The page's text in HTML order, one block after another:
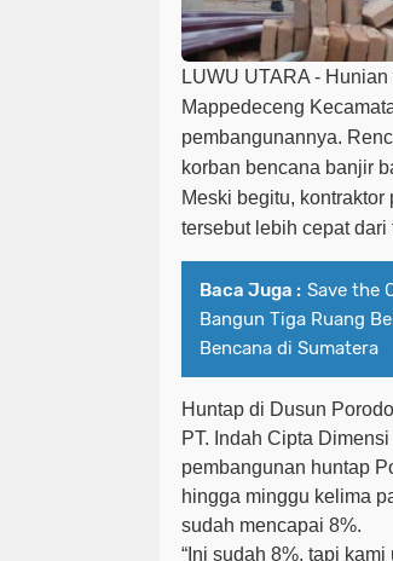
LUWU UTARA -
Mappedeceng
pembangunannya.
korban bencana banjir
Meski begitu,
tersebut lebih cepat dari
Baca Juga : Save the
Bangun Tiga Ruang
Bencana di Sumatera
Huntap di Dusun
PT. Indah Cipta
pembangunan huntap
hingga minggu kelima
sudah mencapai 8%.
“Ini sudah 8%, tapi